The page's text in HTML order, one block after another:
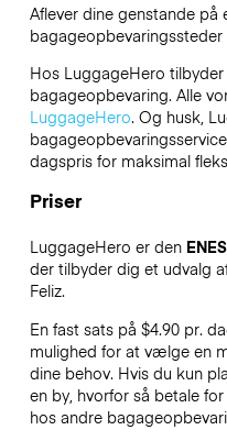
Aflever dine genstande på
Hos LuggageHero
bagageopbevaring. Alle
LuggageHero. Og husk,
dagspris for maksimal
Priser
LuggageHero er den
der tilbyder dig et udvalg
Feliz.
En fast sats på $4.90 pr.
mulighed for at vælge en
dine behov. Hvis du kun
en by, hvorfor så betale
hos andre